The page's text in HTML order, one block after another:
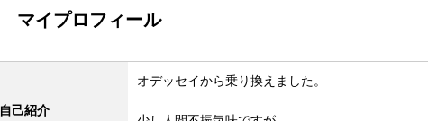
マイプロフィール
自己紹介
オデッセイから乗り換えました。